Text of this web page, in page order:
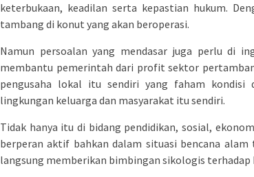
keterbukaan, keadilan serta kepastian hukum.
tambang di konut yang akan beroperasi.
Namun persoalan yang mendasar juga perlu di
membantu pemerintah dari profit sektor
pengusaha lokal itu sendiri yang faham kondisi
lingkungan keluarga dan masyarakat itu sendiri.
Tidak hanya itu di bidang pendidikan, sosial,
berperan aktif bahkan dalam situasi bencana
langsung memberikan bimbingan sikologis terhadap